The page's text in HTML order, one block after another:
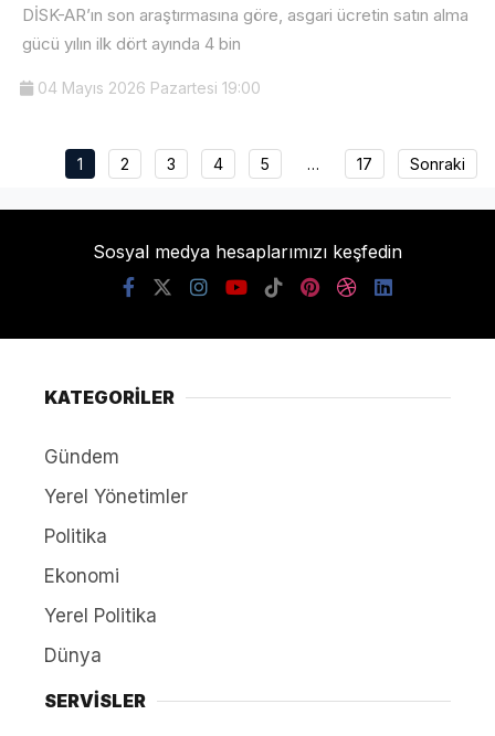
DİSK-AR’ın son araştırmasına göre, asgari ücretin satın alma
gücü yılın ilk dört ayında 4 bin
04 Mayıs 2026 Pazartesi 19:00
1 2 3 4 5 … 17 Sonraki
Sosyal medya hesaplarımızı keşfedin
KATEGORİLER
Gündem
Yerel Yönetimler
Politika
Ekonomi
Yerel Politika
Dünya
SERVİSLER